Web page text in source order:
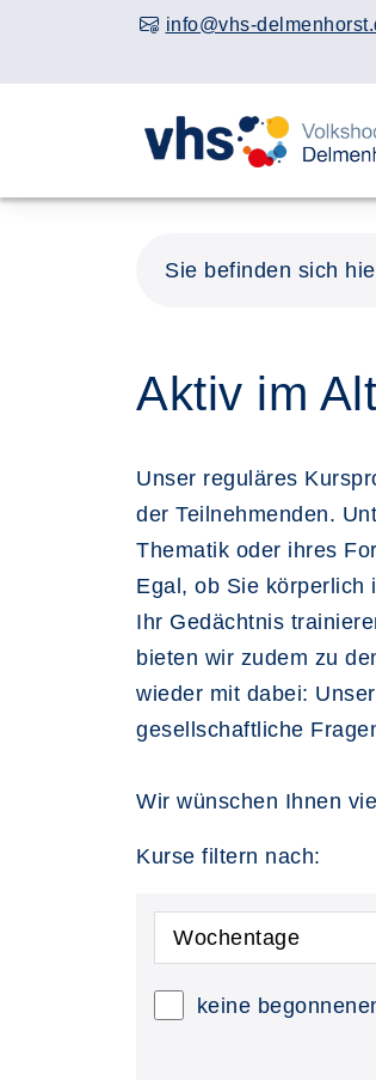
info@vhs-
Sie befinden sich
Aktiv im
Unser reguläres
der Teilnehmenden.
Thematik oder ihres
Egal, ob Sie körperlich
Ihr Gedächtnis
bieten wir zudem zu
wieder mit dabei:
gesellschaftliche
Wir wünschen Ihnen
Kurse filtern nach:
Wochentage
keine